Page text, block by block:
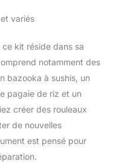
; brosse à huile ;
à riz et le
name it Guide
pour couronner
un guide
et des
d'utiliser les
6 types de
son aide, vous
ce que vous
variés
ce kit réside dans sa
notamment des
bazooka à sushis, un
pagaie de riz et un
créer des rouleaux
de nouvelles
est pensé pour